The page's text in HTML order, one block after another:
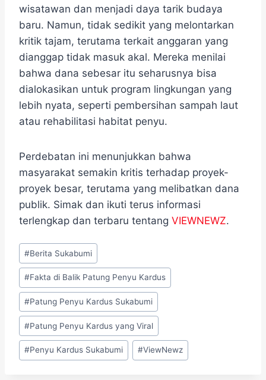
wisatawan dan menjadi daya tarik budaya
baru. Namun, tidak sedikit yang melontarkan
kritik tajam, terutama terkait anggaran yang
dianggap tidak masuk akal. Mereka menilai
bahwa dana sebesar itu seharusnya bisa
dialokasikan untuk program lingkungan yang
lebih nyata, seperti pembersihan sampah laut
atau rehabilitasi habitat penyu.
Perdebatan ini menunjukkan bahwa
masyarakat semakin kritis terhadap proyek-
proyek besar, terutama yang melibatkan dana
publik. Simak dan ikuti terus informasi
terlengkap dan terbaru tentang VIEWNEWZ.
Post
Tags:
#Berita Sukabumi
#Fakta di Balik Patung Penyu Kardus
#Patung Penyu Kardus Sukabumi
#Patung Penyu Kardus yang Viral
#Penyu Kardus Sukabumi #ViewNewz